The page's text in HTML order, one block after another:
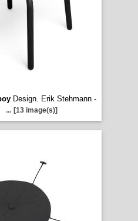
Design. Erik Stehmann -
... [13 image(s)]